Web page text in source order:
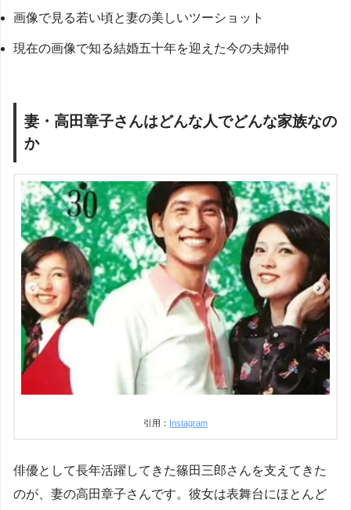
画像で見る若い頃と妻の美しいツーショット
現在の画像で知る結婚五十年を迎えた今の夫婦仲
妻・高田章子さんはどんな人でどんな家族なの
か
引用： Instagram
俳優として長年活躍してきた篠田三郎さんを支えてきた
のが、妻の高田章子さんです。彼女は表舞台にほとんど